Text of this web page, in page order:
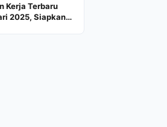
Kerja Terbaru
2025, Siapkan